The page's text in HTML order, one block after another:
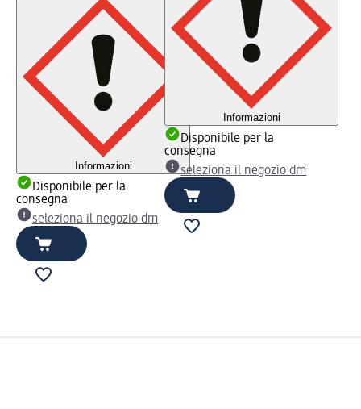
Informazioni
Disponibile per la
consegna
seleziona il negozio dm
Informazioni
Disponibile per la
consegna
seleziona il negozio dm